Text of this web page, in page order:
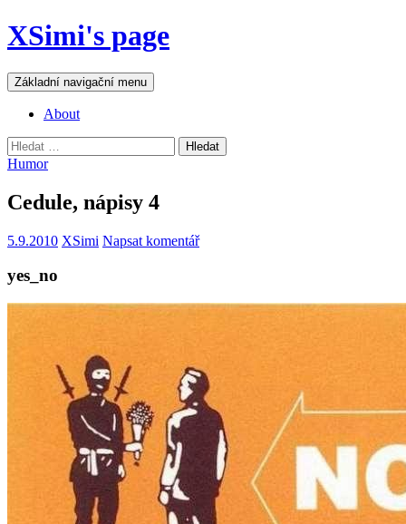
Přejít
k
webu
XSimi's page
Hledat
Základní navigační menu
About
Vyhledávání
Humor
Cedule, nápisy 4
5.9.2010 XSimi Napsat komentář
yes_no